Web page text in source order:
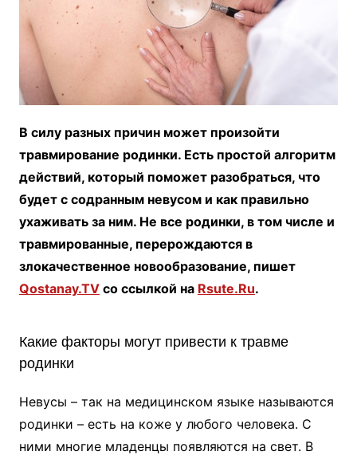
В силу разных причин может произойти
травмирование родинки. Есть простой алгоритм
действий, который поможет разобраться, что
будет с содранным невусом и как правильно
ухаживать за ним. Не все родинки, в том числе и
травмированные, перерождаются в
злокачественное новообразование, пишет
Qostanay.TVсо ссылкой на Rsute.Ru.
Какие факторы могут привести к травме
родинки
Невусы – так на медицинском языке называются
родинки – есть на коже у любого человека. С
ними многие младенцы появляются на свет. В